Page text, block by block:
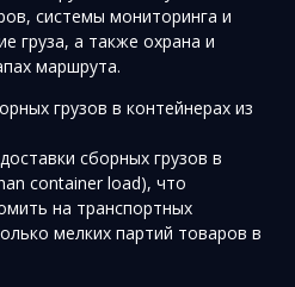
системы мониторинга и
груза, а также охрана и
маршрута.
грузов в контейнерах из
сборных грузов в
container load), что
на транспортных
мелких партий товаров в